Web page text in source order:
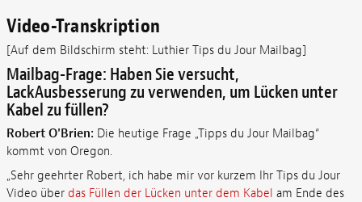
Video-Transkription
[Auf dem Bildschirm steht: Luthier Tips du Jour Mailbag]
Mailbag-Frage: Haben Sie versucht,
LackAusbesserung zu verwenden, um Lücken unter
Kabel zu füllen?
Robert O'Brien: Die heutige Frage „Tipps du Jour Mailbag“
kommt von Oregon.
„Sehr geehrter Robert, ich habe mir vor kurzem Ihr Tips du Jour
Video über das Füllen der Lücken unter dem Kabel am Ende des